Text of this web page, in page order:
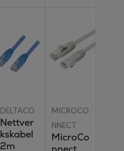
DELTACO
Nettver
kskabel
2m
MICROCO
NNECT
MicroCo